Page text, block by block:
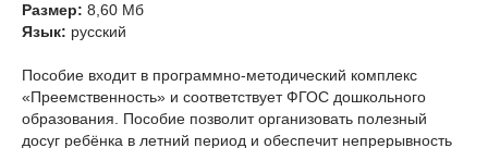
Размер: 8,60 Мб
Язык: русский
Пособие входит в программно-методический комплекс
«Преемственность» и соответствует ФГОС дошкольного
образования. Пособие позволит организовать полезный
досуг ребёнка в летний период и обеспечит непрерывность